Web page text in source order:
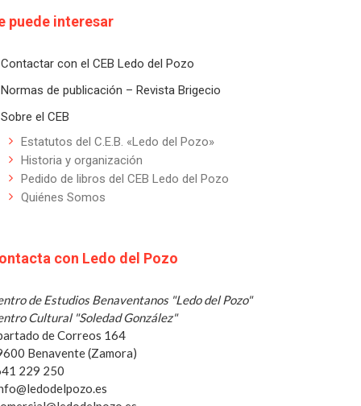
puede interesar
Contactar con el CEB Ledo del Pozo
Normas de publicación – Revista Brigecio
Sobre el CEB
Estatutos del C.E.B. «Ledo del Pozo»
Historia y organización
Pedido de libros del CEB Ledo del Pozo
Quiénes Somos
con Ledo del Pozo
de Estudios Benaventanos "Ledo del Pozo"
Cultural "Soledad González"
de Correos 164
Benavente (Zamora)
229 250